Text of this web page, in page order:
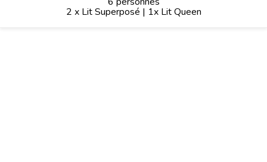
2 x Lit Superposé | 1x Lit Queen